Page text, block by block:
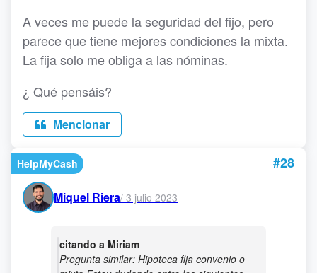
A veces me puede la seguridad del fijo, pero
parece que tiene mejores condiciones la mixta.
La fija solo me obliga a las nóminas.
¿ Qué pensáis?
Mencionar
HelpMyCash #28
Miquel Riera/ 3 julio 2023
citando a Miriam
Pregunta similar: Hipoteca fija convenio o